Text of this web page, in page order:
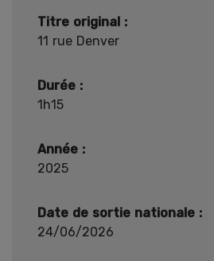
Titre original :
11 rue Denver
Durée :
1h15
Année :
2025
Date de sortie nationale :
24/06/2026